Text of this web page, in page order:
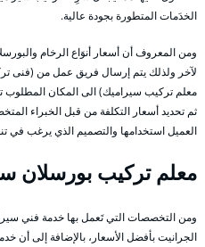
الخدَمات المتطورة بجودة عالية.
ومن المعروف أن أسعار أنوَاع الرخام
لآخر ولذلك يتم إرسال فريق عمل من (فنى
معلم تركيب سيراميك) الى المكان المطلوب
ثم تحديد أسعار التكلفة من قبل الخبراء
العميل استخدامها والتصميم الذي يرغب في
معلمتركيب بورسلان
ومن التخصصات التي تَعمل بها خدمة فني
الجرانيت بأفضل الأسعار، بالإضافة إلى أن